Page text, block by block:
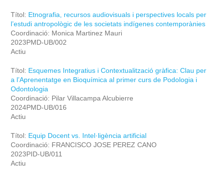
Títol: Etnografia, recursos audiovisuals i perspectives locals per
l’estudi antropològic de les societats indígenes contemporànies
Coordinació: Monica Martinez Mauri
2023PMD-UB/002
Actiu
Títol: Esquemes Integratius i Contextualització gràfica: Clau per
a l’Aprenentatge en Bioquímica al primer curs de Podologia i
Odontologia
Coordinació: Pilar Villacampa Alcubierre
2024PMD-UB/016
Actiu
Títol: Equip Docent vs. Intel·ligència artificial
Coordinació: FRANCISCO JOSE PEREZ CANO
2023PID-UB/011
Actiu